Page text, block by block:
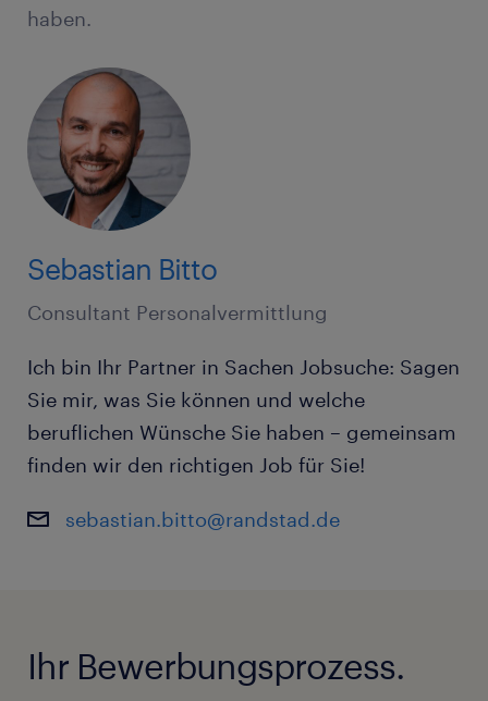
haben.
Sebastian Bitto
Consultant Personalvermittlung
Ich bin Ihr Partner in Sachen Jobsuche: Sagen
Sie mir, was Sie können und welche
beruflichen Wünsche Sie haben – gemeinsam
finden wir den richtigen Job für Sie!
sebastian.bitto@randstad.de
Ihr Bewerbungsprozess.